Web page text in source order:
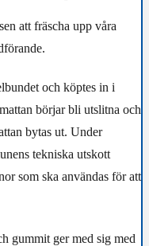
att fräscha upp våra
och köptes in i
börjar bli utslitna och
bytas ut. Under
tekniska utskott
som ska användas för att
gummit ger med sig med